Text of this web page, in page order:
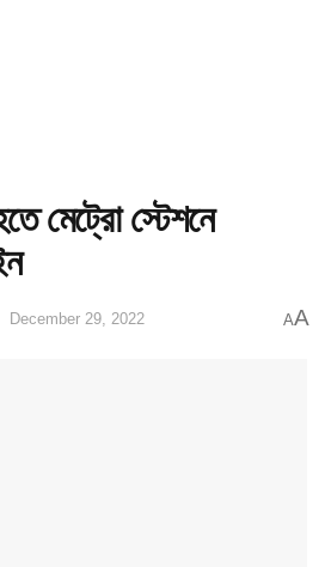
মেট্রো স্টেশনে
December 29, 2022 AA